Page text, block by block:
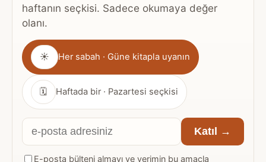
haftanın seçkisi. Sadece okumaya değer
olanı.
Gönderim
sıklığı
☀ Her sabah · Güne kitapla uyanın
🗓 Haftada bir · Pazartesi seçkisi
E-
posta
Katıl →
E-posta bülteni almayı ve verimin bu amaçla